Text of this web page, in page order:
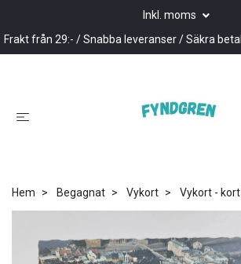
Inkl. moms
Frakt från 29:- / Snabba leveranser / Säkra
Hem Begagnat Vykort Vykort -